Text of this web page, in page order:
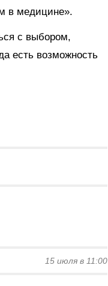
в медицине».
с выбором,
есть возможность
15 июля в 11:00